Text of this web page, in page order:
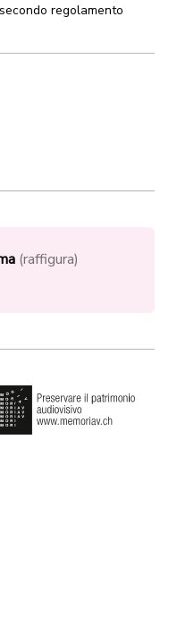
regolamento
(raffigura)